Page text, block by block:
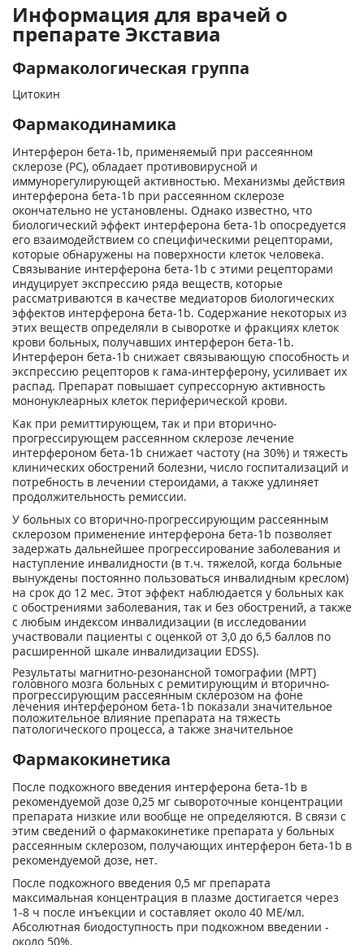
Информация для врачей о
препарате Экставиа
Фармакологическая группа
Цитокин
Фармакодинамика
Интерферон бета-1b, применяемый при рассеянном
склерозе (PC), обладает противовирусной и
иммунорегулирующей активностью. Механизмы действия
интерферона бета-1b при рассеянном склерозе
окончательно не установлены. Однако известно, что
биологический эффект интерферона бета-1b опосредуется
его взаимодействием со специфическими рецепторами,
которые обнаружены на поверхности клеток человека.
Связывание интерферона бета-1b с этими рецепторами
индуцирует экспрессию ряда веществ, которые
рассматриваются в качестве медиаторов биологических
эффектов интерферона бета-1b. Содержание некоторых из
этих веществ определяли в сыворотке и фракциях клеток
крови больных, получавших интерферон бета-1b.
Интерферон бета-1b снижает связывающую способность и
экспрессию рецепторов к гама-интерферону, усиливает их
распад. Препарат повышает супрессорную активность
мононуклеарных клеток периферической крови.
Как при ремиттирующем, так и при вторично-
прогрессирующем рассеянном склерозе лечение
интерфероном бета-1b снижает частоту (на 30%) и тяжесть
клинических обострений болезни, число госпитализаций и
потребность в лечении стероидами, а также удлиняет
продолжительность ремиссии.
У больных со вторично-прогрессирующим рассеянным
склерозом применение интерферона бета-1b позволяет
задержать дальнейшее прогрессирование заболевания и
наступление инвалидности (в т.ч. тяжелой, когда больные
вынуждены постоянно пользоваться инвалидным креслом)
на срок до 12 мес. Этот эффект наблюдается у больных как
с обострениями заболевания, так и без обострений, а также
с любым индексом инвалидизации (в исследовании
участвовали пациенты с оценкой от 3,0 до 6,5 баллов по
расширенной шкале инвалидизации EDSS).
Результаты магнитно-резонансной томографии (МРТ)
головного мозга больных с ремитирующим и вторично-
прогрессирующим рассеянным склерозом на фоне
лечения интерфероном бета-1b показали значительное
положительное влияние препарата на тяжесть
патологического процесса, а также значительное
Фармакокинетика
После подкожного введения интерферона бета-1b в
рекомендуемой дозе 0,25 мг сывороточные концентрации
препарата низкие или вообще не определяются. В связи с
этим сведений о фармакокинетике препарата у больных
рассеянным склерозом, получающих интерферон бета-1b в
рекомендуемой дозе, нет.
После подкожного введения 0,5 мг препарата
максимальная концентрация в плазме достигается через
1-8 ч после инъекции и составляет около 40 МЕ/мл.
Абсолютная биодоступность при подкожном введении -
около 50%.